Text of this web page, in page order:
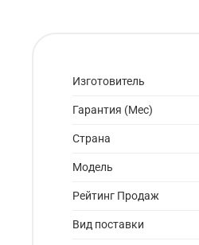
Изготовитель
Гарантия (Мес)
Страна
Модель
Рейтинг Продаж
Вид поставки